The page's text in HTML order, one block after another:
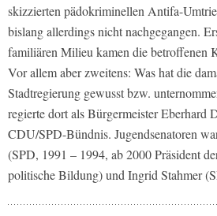
skizzierten pädokriminellen Antifa-
bislang allerdings nicht nachgegangen.
familiären Milieu kamen die betroffenen
Vor allem aber zweitens: Was hat die
Stadtregierung gewusst bzw.
regierte dort als Bürgermeister Eberhard
CDU/SPD-Bündnis. Jugendsenatoren
(SPD, 1991 – 1994, ab 2000 Präsident
politische Bildung) und Ingrid Stahmer